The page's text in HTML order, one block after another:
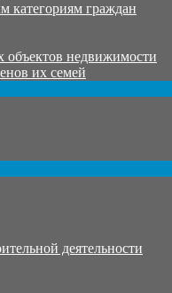
категориям граждан
объектов недвижимости
их семей
деятельности